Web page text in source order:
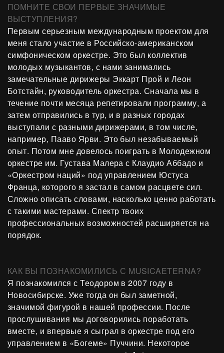
ПОМНИТЕ СВОИ ПЕРВЫЕ ЗНАЧИМЫЕ
ВЫСТУПЛЕНИЯ?
Первым серьезным международным проектом для
меня стало участие в Российско-американском
симфоническом оркестре. Это был коллектив
молодых музыкантов, с нами занимались
замечательные дирижеры Эккарт Прой и Леон
Ботстайн, руководитель оркестра. Сначала мы в
течение почти месяца репетировали программу, а
затем отправились в тур, и в разных городах
выступали с разными дирижерами, в том числе,
например, Пааво Ярви. Это был незабываемый
опыт. Потом мне довелось поиграть в Молодежном
оркестре им. Густава Малера с Клаудио Аббадо и
«Оркестром наций» под управлением Юстуса
Франца, которого я застал в самом расцвете сил.
Сложно описать словами, насколько ценно работать
с такими мастерами. Спектр твоих
профессиональных возможностей расширяется на
порядок.
КАК ВЫ ПОЗНАКОМИЛИСЬ С MUSICAETERNA?
Я познакомился с Теодором в 2007 году в
Новосибирске. Уже тогда он был заметной,
значимой фигурой в нашей профессии. После
прослушивания мы договорились поработать
вместе, и впервые я сыграл в оркестре под его
управлением в «Богеме» Пуччини. Некоторое